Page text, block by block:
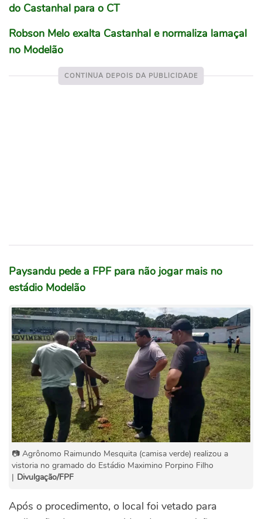
do Castanhal para o CT
Robson Melo exalta Castanhal e normaliza lamaçal
no Modelão
Paysandu pede a FPF para não jogar mais no
estádio Modelão
📷 Agrônomo Raimundo Mesquita (camisa verde) realizou a
vistoria no gramado do Estádio Maximino Porpino Filho
| Divulgação/FPF
Após o procedimento, o local foi vetado para